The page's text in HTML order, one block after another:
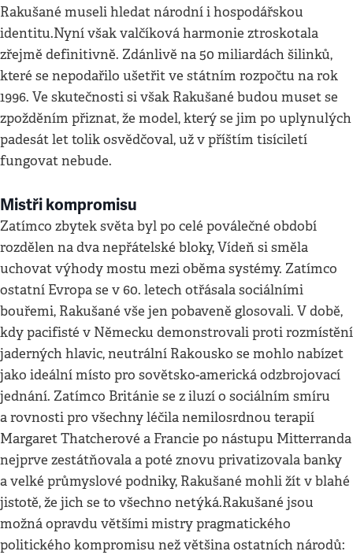
Rakušané museli hledat národní i hospodářskou
identitu.Nyní však valčíková harmonie ztroskotala
zřejmě definitivně. Zdánlivě na 50 miliardách šilinků,
které se nepodařilo ušetřit ve státním rozpočtu na rok
1996. Ve skutečnosti si však Rakušané budou muset se
zpožděním přiznat, že model, který se jim po uplynulých
padesát let tolik osvědčoval, už v příštím tisíciletí
fungovat nebude.
Mistři kompromisu
Zatímco zbytek světa byl po celé poválečné období
rozdělen na dva nepřátelské bloky, Vídeň si směla
uchovat výhody mostu mezi oběma systémy. Zatímco
ostatní Evropa se v 60. letech otřásala sociálními
bouřemi, Rakušané vše jen pobaveně glosovali. V době,
kdy pacifisté v Německu demonstrovali proti rozmístění
jaderných hlavic, neutrální Rakousko se mohlo nabízet
jako ideální místo pro sovětsko-americká odzbrojovací
jednání. Zatímco Británie se z iluzí o sociálním smíru
a rovnosti pro všechny léčila nemilosrdnou terapií
Margaret Thatcherové a Francie po nástupu Mitterranda
nejprve zestátňovala a poté znovu privatizovala banky
a velké průmyslové podniky, Rakušané mohli žít v blahé
jistotě, že jich se to všechno netýká.Rakušané jsou
možná opravdu většími mistry pragmatického
politického kompromisu než většina ostatních národů: